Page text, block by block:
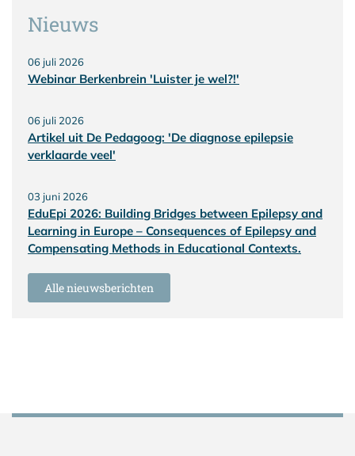
Nieuws
06 juli 2026
Webinar Berkenbrein 'Luister je wel?!'
06 juli 2026
Artikel uit De Pedagoog: 'De diagnose epilepsie
verklaarde veel'
03 juni 2026
EduEpi 2026: Building Bridges between Epilepsy and
Learning in Europe – Consequences of Epilepsy and
Compensating Methods in Educational Contexts.
Alle nieuwsberichten